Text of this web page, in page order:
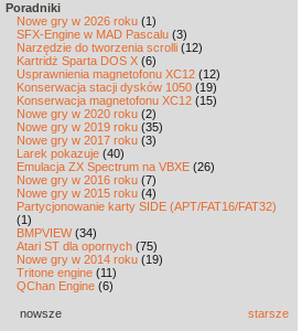
Poradniki
Nowe gry w 2026 roku (1)
SFX-Engine w MAD Pascalu (3)
Narzędzie do tworzenia scrolli (12)
Kartridż Sparta DOS X (6)
Usprawnienia magnetofonu XC12 (12)
Konserwacja stacji dysków 1050 (19)
Konserwacja magnetofonu XC12 (15)
Nowe gry w 2020 roku (2)
Nowe gry w 2019 roku (35)
Nowe gry w 2017 roku (3)
Larek pokazuje (40)
Emulacja ZX Spectrum na VBXE (26)
Nowe gry w 2016 roku (7)
Nowe gry w 2015 roku (4)
Partycjonowanie karty SIDE (APT/FAT16/FAT32)
(1)
BMPVIEW(34)
Atari ST dla opornych (75)
Nowe gry w 2014 roku (19)
Tritone engine (11)
QChan Engine (6)
nowsze starsze